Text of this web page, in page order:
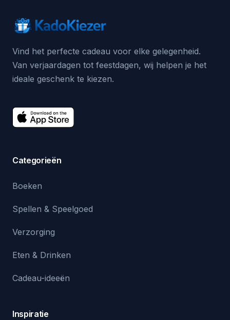
Vind het perfecte cadeau voor elke gelegenheid.
Van verjaardagen tot feestdagen, wij helpen je het
ideale geschenk te kiezen.
Categorieën
Boeken
Spellen & Speelgoed
Verzorging
Eten & Drinken
Cadeau-ideeën
Inspiratie